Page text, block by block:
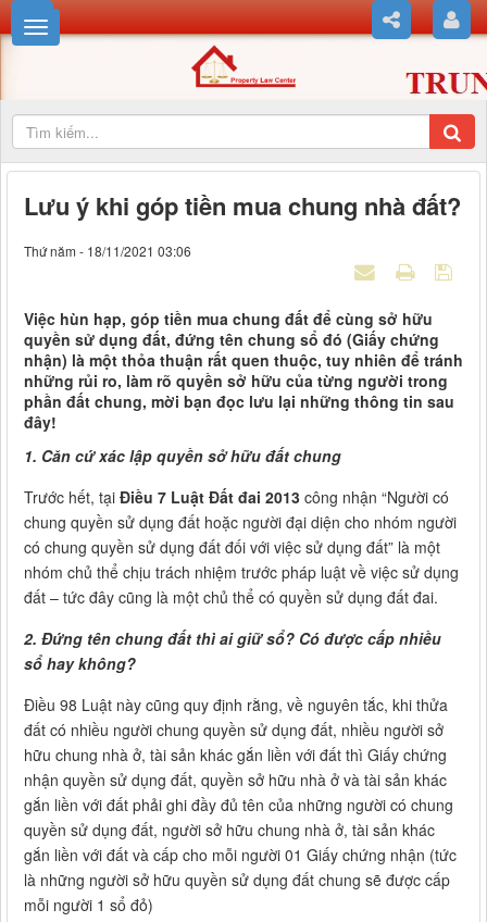
Lưu ý khi góp tiền mua chung nhà đất?
Thứ năm - 18/11/2021 03:06
Việc hùn hạp, góp tiền mua chung đất để cùng sở hữu
quyền sử dụng đất, đứng tên chung sổ đó (Giấy chứng
nhận) là một thỏa thuận rất quen thuộc, tuy nhiên để tránh
những rủi ro, làm rõ quyền sở hữu của từng người trong
phần đất chung, mời bạn đọc lưu lại những thông tin sau
đây!
1. Căn cứ xác lập quyền sở hữu đất chung
Trước hết, tại Điều 7 Luật Đất đai 2013 công nhận “Người có
chung quyền sử dụng đất hoặc người đại diện cho nhóm người
có chung quyền sử dụng đất đối với việc sử dụng đất” là một
nhóm chủ thể chịu trách nhiệm trước pháp luật về việc sử dụng
đất – tức đây cũng là một chủ thể có quyền sử dụng đất đai.
2. Đứng tên chung đất thì ai giữ sổ? Có được cấp nhiều
sổ hay không?
Điều 98 Luật này cũng quy định rằng, về nguyên tắc, khi thửa
đất có nhiều người chung quyền sử dụng đất, nhiều người sở
hữu chung nhà ở, tài sản khác gắn liền với đất thì Giấy chứng
nhận quyền sử dụng đất, quyền sở hữu nhà ở và tài sản khác
gắn liền với đất phải ghi đầy đủ tên của những người có chung
quyền sử dụng đất, người sở hữu chung nhà ở, tài sản khác
gắn liền với đất và cấp cho mỗi người 01 Giấy chứng nhận (tức
là những người sở hữu quyền sử dụng đất chung sẽ được cấp
mỗi người 1 sổ đỏ)